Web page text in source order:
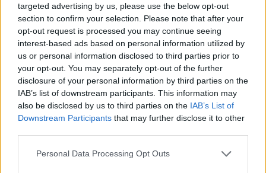
targeted advertising by us, please use the below opt-out
section to confirm your selection. Please note that after your
opt-out request is processed you may continue seeing
interest-based ads based on personal information utilized by
us or personal information disclosed to third parties prior to
your opt-out. You may separately opt-out of the further
disclosure of your personal information by third parties on the
IAB’s list of downstream participants. This information may
also be disclosed by us to third parties on the IAB’s List of
Downstream Participants that may further disclose it to other
Please note that this website/app uses one or more Google
Personal Data Processing Opt Outs
Möchten Sie auf dem Laufenden bleiben?
Folgen Sie uns auf
Goo
News
ZUGEHÖRIG
Themen Bluthochdruck Messung des drucks
Unterschätzen sie den druck nicht